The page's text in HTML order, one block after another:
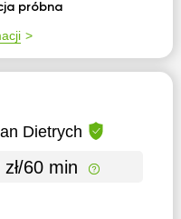
próbna
Dietrych
60 min